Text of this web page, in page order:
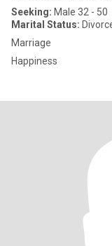
Seeking: Male 32 - 50
Marital Status:
Marriage
Happiness